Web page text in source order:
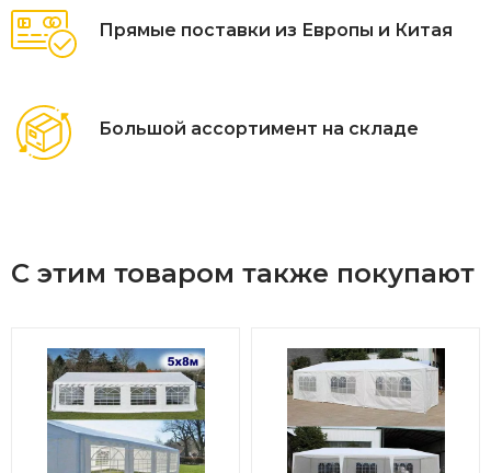
Прямые поставки из Европы и Китая
Большой ассортимент на складе
С этим товаром также покупают